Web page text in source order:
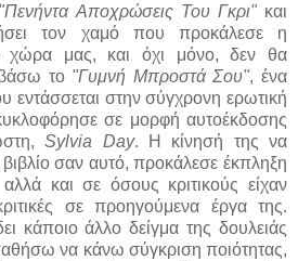
"Πενήντα Αποχρώσεις Του Γκρι"και
τον χαμό που προκάλεσε η
χώρα μας, και όχι μόνο, δεν θα
το "Γυμνή Μπροστά Σου", ένα
εντάσσεται στην σύγχρονη ερωτική
σε μορφή αυτοέκδοσης
Sylvia Day. Η κίνησή της να
σαν αυτό, προκάλεσε έκπληξη
και σε όσους κριτικούς είχαν
σε προηγούμενα έργα της.
κάποιο άλλο δείγμα της δουλειάς
να κάνω σύγκριση ποιότητας,